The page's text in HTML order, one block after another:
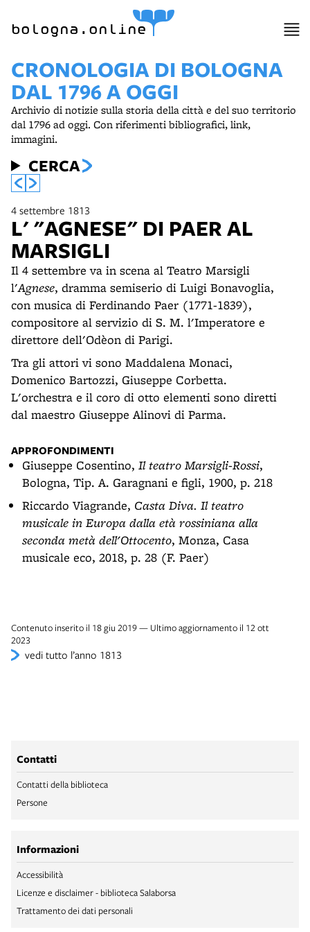
bologna.online
CRONOLOGIA DI BOLOGNA
DAL 1796 A OGGI
Archivio di notizie sulla storia della città e del suo territorio
dal 1796 ad oggi. Con riferimenti bibliografici, link,
immagini.
CERCA
4 settembre 1813
L' "AGNESE" DI PAER AL
MARSIGLI
Il 4 settembre va in scena al Teatro Marsigli
l'Agnese, dramma semiserio di Luigi Bonavoglia,
con musica di Ferdinando Paer (1771-1839),
compositore al servizio di S. M. l'Imperatore e
direttore dell'Odèon di Parigi.
Tra gli attori vi sono Maddalena Monaci,
Domenico Bartozzi, Giuseppe Corbetta.
L'orchestra e il coro di otto elementi sono diretti
dal maestro Giuseppe Alinovi di Parma.
APPROFONDIMENTI
Giuseppe Cosentino, Il teatro Marsigli-Rossi,
Bologna, Tip. A. Garagnani e figli, 1900, p. 218
Riccardo Viagrande, Casta Diva. Il teatro
musicale in Europa dalla età rossiniana alla
seconda metà dell'Ottocento, Monza, Casa
musicale eco, 2018, p. 28 (F. Paer)
Contenuto inserito il 18 giu 2019 — Ultimo aggiornamento il 12 ott
2023
vedi tutto l’anno 1813
Contatti
Contatti della biblioteca
Persone
Informazioni
Accessibilità
Licenze e disclaimer - biblioteca Salaborsa
Trattamento dei dati personali